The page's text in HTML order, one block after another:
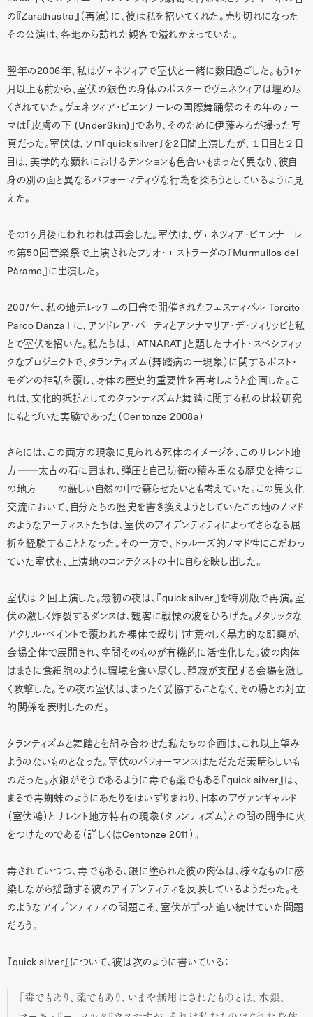
の『Zarathustra』（再演）に、彼は私を招いてくれた。売り切れになった
その公演は、各地から訪れた観客で溢れかえっていた。
翌年の2006年、私はヴェネツィアで室伏と一緒に数日過ごした。もう1ヶ
月以上も前から、室伏の銀色の身体のポスターでヴェネツィアは埋め尽
くされていた。ヴェネツィア・ビエンナーレの国際舞踊祭のその年のテー
マは「皮膚の下(UnderSkin) 」であり、そのために伊藤みろが撮った写
真だった。室伏は、ソロ『quick silver』を2日間上演したが、 １ 日目と ２ 日
目は、美学的な顕れにおけるテンションも色合いもまったく異なり、彼自
身の別の面と異なるパフォーマティヴな行為を探ろうとしているように見
えた。
その1 ヶ月後にわれわれは再会した。室伏は、ヴェネツィア・ビエンナーレ
の第50回音楽祭で上演されたフリオ・エストラーダの『Murmullos del
Pàramo 』に出演した。
2007年、私の地元レッチェの田舎で開催されたフェスティバル Torcito
Parco Danza I に、アンドレア・パーティとアンナマリア・デ・フィリッピと私
とで室伏を招いた。私たちは、「ATNARAT 」と題したサイト・スペシフィッ
クなプロジェクトで、タランティズム（舞踏病の一現象）に関するポスト・
モダンの神話を覆し、身体の歴史的重要性を再考しようと企画した。こ
れは、文化的抵抗としてのタランティズムと舞踏に関する私の比較研究
にもとづいた実験であった（Centonze 2008a）
さらには、この両方の現象に見られる死体のイメージを、このサレント地
方──太古の石に囲まれ、弾圧と自己防衛の積み重なる歴史を持つこ
の地方──の厳しい自然の中で蘇らせたいとも考えていた。この異文化
交流において、自分たちの歴史を書き換えようとしていたこの地のノマド
のようなアーティストたちは、室伏のアイデンティティによってさらなる屈
折を経験することとなった。その一方で、ドゥルーズ的ノマド性にこだわっ
ていた室伏も、上演地のコンテクストの中に自らを映し出した。
室伏は ２ 回上演した。最初の夜は、『quick silver』を特別版で再演。室
伏の激しく炸裂するダンスは、観客に戦慄の波をひろげた。メタリックな
アクリル・ペイントで覆われた裸体で繰り出す荒々しく暴力的な即興が、
会場全体で展開され、空間そのものが有機的に活性化した。彼の肉体
はまさに食細胞のように環境を食い尽くし、静寂が支配する会場を激し
く攻撃した。その夜の室伏は、まったく妥協することなく、その場との対立
的関係を表明したのだ。
タランティズムと舞踏とを組み合わせた私たちの企画は、これ以上望み
ようのないものとなった。室伏のパフォーマンスはただただ素晴らしいも
のだった。水銀がそうであるように毒でも薬でもある『quick silver』は、
まるで毒蜘蛛のようにあたりをはいずりまわり、日本のアヴァンギャルド
（室伏鴻）とサレント地方特有の現象（タランティズム）との間の闘争に火
をつけたのである（詳しくはCentonze 2011 ）。
毒されていつつ、毒でもある、銀に塗られた彼の肉体は、様々なものに感
染しながら揺動する彼のアイデンティティを反映しているようだった。そ
のようなアイデンティティの問題こそ、室伏がずっと追い続けていた問題
だろう。
『quick silver』について、彼は次のように書いている：
「毒でもあり、薬でもあり、いまや無用にされたものとは、水銀、